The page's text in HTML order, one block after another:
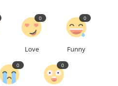
Love
0
Funny
0
0 0